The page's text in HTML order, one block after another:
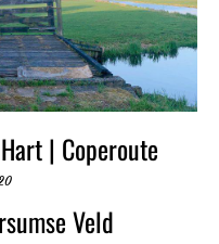
| Coperoute
Veld